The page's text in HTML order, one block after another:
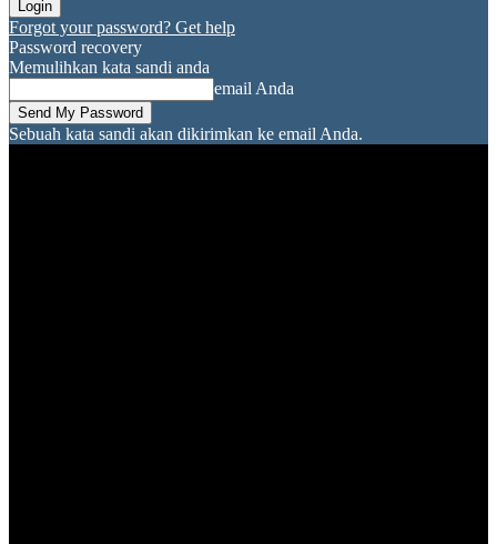
Forgot your password? Get help
Password recovery
Memulihkan kata sandi anda
email Anda
Sebuah kata sandi akan dikirimkan ke email Anda.